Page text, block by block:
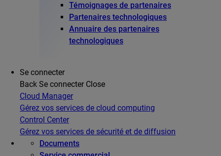
Témoignages de partenaires
Partenaires technologiques
Annuaire des partenaires
technologiques
Se connecter
Back Se connecter Close
Cloud Manager
Gérez vos services de cloud computing
Control Center
Gérez vos services de sécurité et de diffusion
Documents